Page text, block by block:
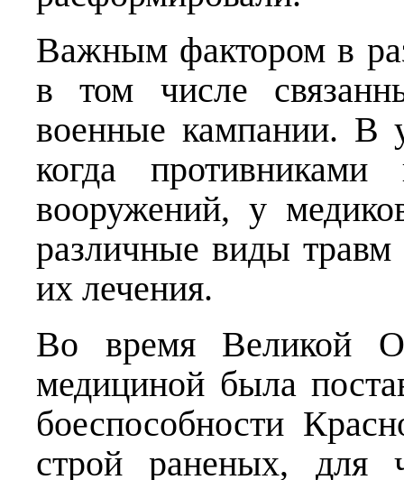
Важным фактором в
в том числе
военные кампании. В
когда
вооружений, у
различные виды
их лечения.
Во время Великой
медициной была
боеспособности
строй раненых, для